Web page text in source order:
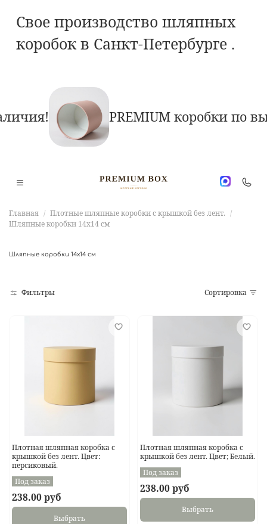
Свое производство шляпных
коробок в Санкт-Петербурге .
PREMIUM коробки по
Главная
Плотные шляпные коробки с крышкой без лент.
Шляпные коробки 14х14 см
Шляпные коробки 14х14 см
Фильтры Сортировка
Плотная шляпная коробка с
крышкой без лент. Цвет:
персиковый.
Под заказ
238.00 руб
Выбрать
Плотная шляпная коробка с
крышкой без лент. Цвет; Белый.
Под заказ
238.00 руб
Выбрать